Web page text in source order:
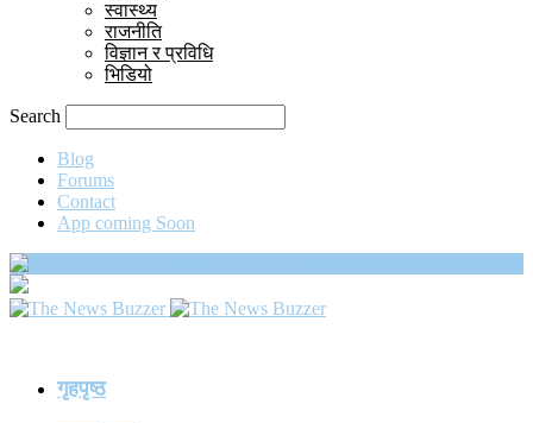
स्वास्थ्य
राजनीति
विज्ञान र प्रविधि
भिडियो
Search
Blog
Forums
Contact
App coming Soon
गृहपृष्ठ